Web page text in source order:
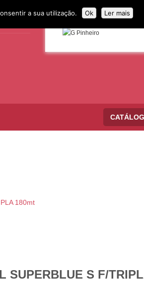
180mt
SUPERBLUE S F/
a sua utilização. Ok Ler mais